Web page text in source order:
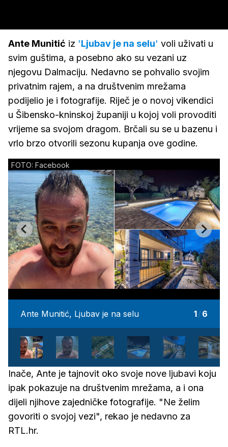
Ante Munitić iz 'Ljubav je na selu' voli uživati u
svim guštima, a posebno ako su vezani uz
njegovu Dalmaciju. Nedavno se pohvalio svojim
privatnim rajem, a na društvenim mrežama
podijelio je i fotografije. Riječ je o novoj vikendici
u Šibensko-kninskoj županiji u kojoj voli provoditi
vrijeme sa svojom dragom. Brčali su se u bazenu i
vrlo brzo otvorili sezonu kupanja ove godine.
FOTO: Facebook
Ante Munitić, Ljubav je na selu 1/ 6
Inače, Ante je tajnovit oko svoje nove ljubavi koju
ipak pokazuje na društvenim mrežama, a i ona
dijeli njihove zajedničke fotografije. "Ne želim
govoriti o svojoj vezi", rekao je nedavno za
RTL.hr.